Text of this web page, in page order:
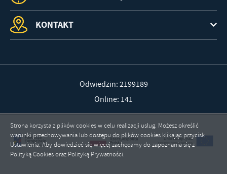
KONTAKT
Odwiedzin: 2199189
Online: 141
Strona korzysta z plików cookies w celu realizacji usług. Możesz określić
warunki przechowywania lub dostępu do plików cookies klikając przycisk
Ustawienia. Aby dowiedzieć się więcej zachęcamy do zapoznania się z
Polityką Cookies oraz Polityką Prywatności.